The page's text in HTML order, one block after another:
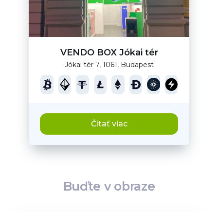
VENDO BOX Jókai tér
Jókai tér 7, 1061, Budapest
Čítať viac
Buďte v obraze